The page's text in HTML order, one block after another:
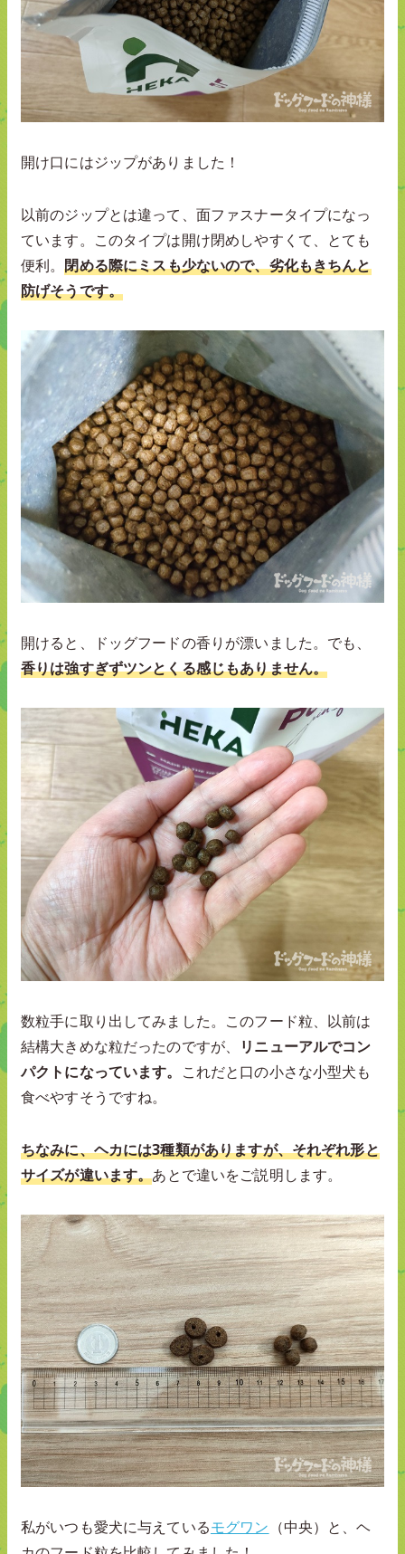
開け口にはジップがありました！
以前のジップとは違って、面ファスナータイプになっ
ています。このタイプは開け閉めしやすくて、とても
便利。閉める際にミスも少ないので、劣化もきちんと
防げそうです。
開けると、ドッグフードの香りが漂いました。でも、
香りは強すぎずツンとくる感じもありません。
数粒手に取り出してみました。このフード粒、以前は
結構大きめな粒だったのですが、
リニューアルでコン
パクトになっています。 これだと口の小さな小型犬も
食べやすそうですね。
ちなみに、ヘカには3種類がありますが、それぞれ形と
サイズが違います。あとで違いをご説明します。
私がいつも愛犬に与えているモグワン （中央）と、ヘ